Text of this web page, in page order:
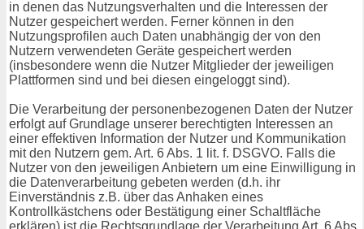
in denen das Nutzungsverhalten und die Interessen der
Nutzer gespeichert werden. Ferner können in den
Nutzungsprofilen auch Daten unabhängig der von den
Nutzern verwendeten Geräte gespeichert werden
(insbesondere wenn die Nutzer Mitglieder der jeweiligen
Plattformen sind und bei diesen eingeloggt sind).
Die Verarbeitung der personenbezogenen Daten der Nutzer
erfolgt auf Grundlage unserer berechtigten Interessen an
einer effektiven Information der Nutzer und Kommunikation
mit den Nutzern gem. Art. 6 Abs. 1 lit. f. DSGVO. Falls die
Nutzer von den jeweiligen Anbietern um eine Einwilligung in
die Datenverarbeitung gebeten werden (d.h. ihr
Einverständnis z.B. über das Anhaken eines
Kontrollkästchens oder Bestätigung einer Schaltfläche